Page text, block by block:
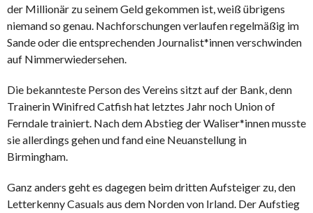
der Millionär zu seinem Geld gekommen ist, weiß übrigens
niemand so genau. Nachforschungen verlaufen regelmäßig im
Sande oder die entsprechenden Journalist*innen verschwinden
auf Nimmerwiedersehen.
Die bekannteste Person des Vereins sitzt auf der Bank, denn
Trainerin Winifred Catfish hat letztes Jahr noch Union of
Ferndale trainiert. Nach dem Abstieg der Waliser*innen musste
sie allerdings gehen und fand eine Neuanstellung in
Birmingham.
Ganz anders geht es dagegen beim dritten Aufsteiger zu, den
Letterkenny Casuals aus dem Norden von Irland. Der Aufstieg